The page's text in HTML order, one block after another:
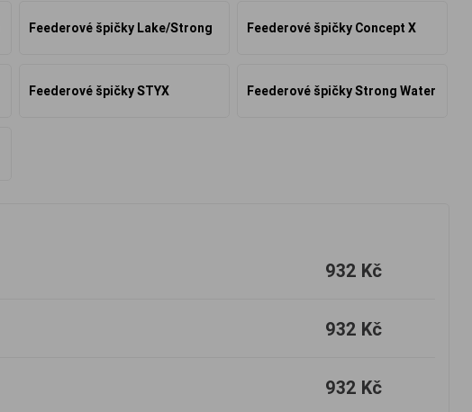
Feederové špičky Lake/Strong Feederové špičky Concept X
Feederové špičky STYX Feederové špičky Strong Water
932 Kč
932 Kč
932 Kč